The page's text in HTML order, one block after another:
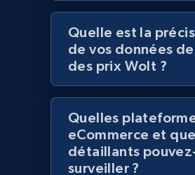
2.1K+ 375+
Amazon products global
Amazon products by seller
Title, Seller name, Brand,
price, Currency, Availability,
Quelle est la
de vos données
des prix Wolt ?
Quelles
eCommerce et
détaillants
surveiller ?